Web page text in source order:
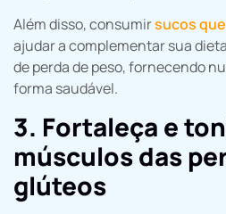
Além disso, consumirsucos
ajudar a complementar sua
de perda de peso, fornecendo
forma saudável.
3. Fortaleça e
músculos das
glúteos